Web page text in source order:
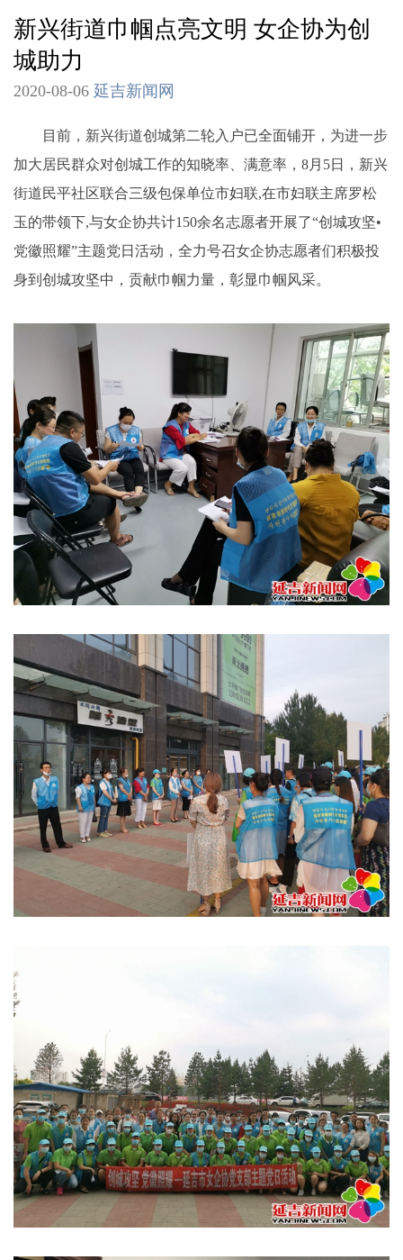
新兴街道巾帼点亮文明 女企协为创
城助力
2020-08-06 延吉新闻网
目前，新兴街道创城第二轮入户已全面铺开，为进一步
加大居民群众对创城工作的知晓率、满意率，8月5日，新兴
街道民平社区联合三级包保单位市妇联,在市妇联主席罗松
玉的带领下,与女企协共计150余名志愿者开展了“创城攻坚•
党徽照耀”主题党日活动，全力号召女企协志愿者们积极投
身到创城攻坚中，贡献巾帼力量，彰显巾帼风采。